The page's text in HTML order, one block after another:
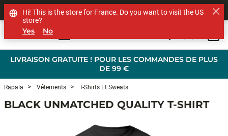
LIVRAISON GRATUITE ! POUR LES COMMANDES DE PLUS
DE 99 €
SHOP OTHER BRANDS
Rapala Vêtements T-Shirts Et Sweats
BLACK UNMATCHED QUALITY T-SHIRT
Hi! This is the store for France. Do you want to visit the US
store?
Yes No